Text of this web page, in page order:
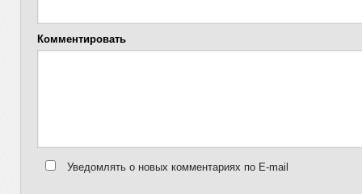
Комментировать
Уведомлять о новых комментариях по E-mail